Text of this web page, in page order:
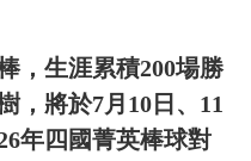
，生涯累積200場勝
，將於7月10日、11
年四國菁英棒球對